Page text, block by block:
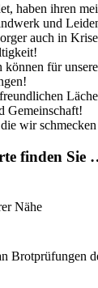
haben ihren
und
auch in
für
Gemeinschaft!
wir
finden Sie
Nähe
Brotprüfungen